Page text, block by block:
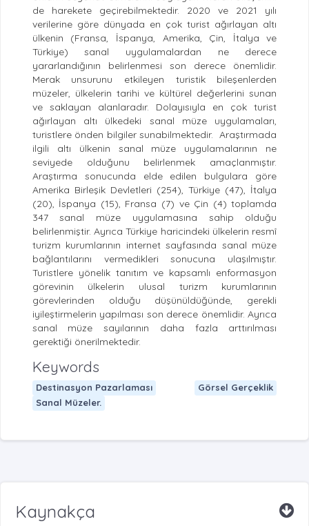
de harekete geçirebilmektedir. 2020 ve 2021 yılı
verilerine göre dünyada en çok turist ağırlayan altı
ülkenin (Fransa, İspanya, Amerika, Çin, İtalya ve
Türkiye) sanal uygulamalardan ne derece
yararlandığının belirlenmesi son derece önemlidir.
Merak unsurunu etkileyen turistik bileşenlerden
müzeler, ülkelerin tarihi ve kültürel değerlerini sunan
ve saklayan alanlaradır. Dolayısıyla en çok turist
ağırlayan altı ülkedeki sanal müze uygulamaları,
turistlere önden bilgiler sunabilmektedir. Araştırmada
ilgili altı ülkenin sanal müze uygulamalarının ne
seviyede olduğunu belirlenmek amaçlanmıştır.
Araştırma sonucunda elde edilen bulgulara göre
Amerika Birleşik Devletleri (254), Türkiye (47), İtalya
(20), İspanya (15), Fransa (7) ve Çin (4) toplamda
347 sanal müze uygulamasına sahip olduğu
belirlenmiştir. Ayrıca Türkiye haricindeki ülkelerin resmî
turizm kurumlarının internet sayfasında sanal müze
bağlantılarını vermedikleri sonucuna ulaşılmıştır.
Turistlere yönelik tanıtım ve kapsamlı enformasyon
görevinin ülkelerin ulusal turizm kurumlarının
görevlerinden olduğu düşünüldüğünde, gerekli
iyileştirmelerin yapılması son derece önemlidir. Ayrıca
sanal müze sayılarının daha fazla arttırılması
gerektiği önerilmektedir.
Keywords
Destinasyon Pazarlaması
Görsel Gerçeklik
Sanal Müzeler.
Kaynakça